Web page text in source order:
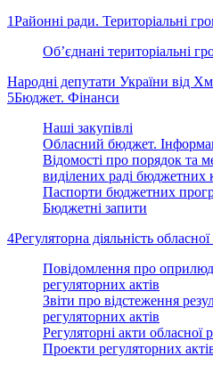
1Районні ради. Територіальні
Об’єднані територіальні
Народні депутати України від
5Бюджет. Фінанси
Наші закупівлі
Обласний бюджет.
Відомості про порядок та
виділених раді бюджетних
Паспорти бюджетних
Бюджетні запити
4Регуляторна діяльність
Повідомлення про
регуляторних актів
Звіти про відстеження
регуляторних актів
Регуляторні акти обласної
Проекти регуляторних